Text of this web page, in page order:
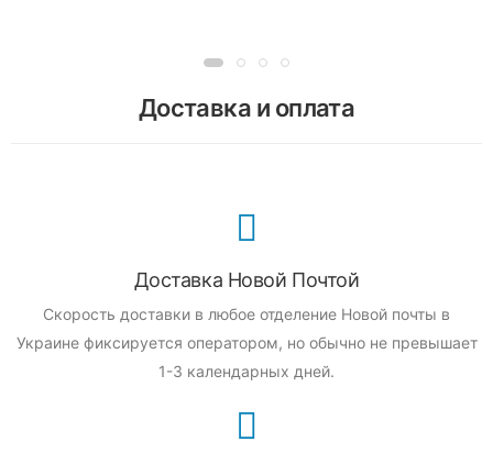
Доставка и оплата
Доставка Новой Почтой
Скорость доставки в любое отделение Новой почты в
Украине фиксируется оператором, но обычно не превышает
1-3 календарных дней.